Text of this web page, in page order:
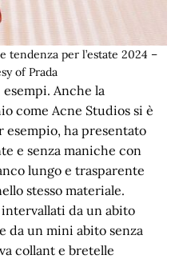
tendenza per l’estate 2024 –
of Prada
Anche la
come Acne Studios si è
esempio, ha presentato
e senza maniche con
lungo e trasparente
stesso materiale.
da un abito
da un mini abito senza
collant e bretelle